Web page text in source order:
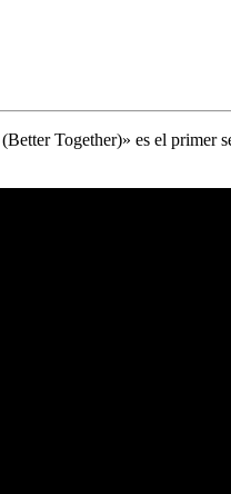
Together)» es el primer